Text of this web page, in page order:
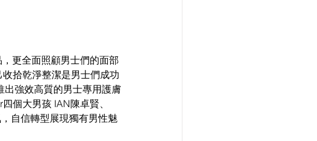
更全面照顧男士們的面部
拾乾淨整潔是男士們成功
出強效高質的男士專用護膚
個大男孩 IAN陳卓賢、
自信轉型展現獨有男性魅